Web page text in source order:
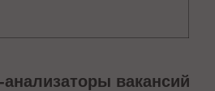
вакансий